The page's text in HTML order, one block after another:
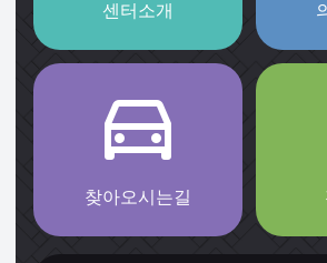
센터소개
찾아오시는길